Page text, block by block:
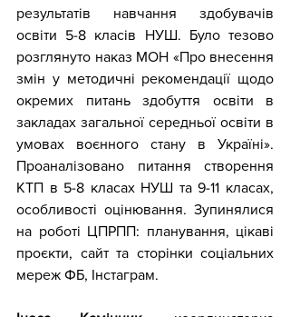
результатів навчання здобувачів
освіти 5-8 класів НУШ. Було тезово
розглянуто наказ МОН «Про внесення
змін у методичні рекомендації щодо
окремих питань здобуття освіти в
закладах загальної середньої освіти в
умовах воєнного стану в Україні».
Проаналізовано питання створення
КТП в 5-8 класах НУШ та 9-11 класах,
особливості оцінювання. Зупинялися
на роботі ЦПРПП: планування, цікаві
проєкти, сайт та сторінки соціальних
мереж ФБ, Інстаграм.